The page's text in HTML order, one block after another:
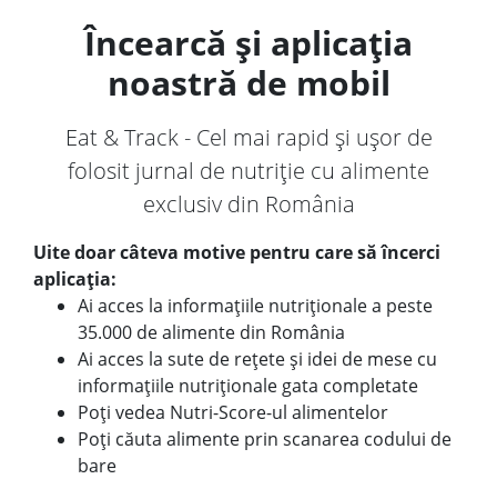
Încearcă și aplicația
noastră de mobil
Eat & Track - Cel mai rapid și ușor de
folosit jurnal de nutriție cu alimente
exclusiv din România
Uite doar câteva motive pentru care să încerci
aplicația:
Ai acces la informațiile nutriționale a peste
35.000 de alimente din România
Ai acces la sute de rețete și idei de mese cu
informațiile nutriționale gata completate
Poți vedea Nutri-Score-ul alimentelor
Poți căuta alimente prin scanarea codului de
bare